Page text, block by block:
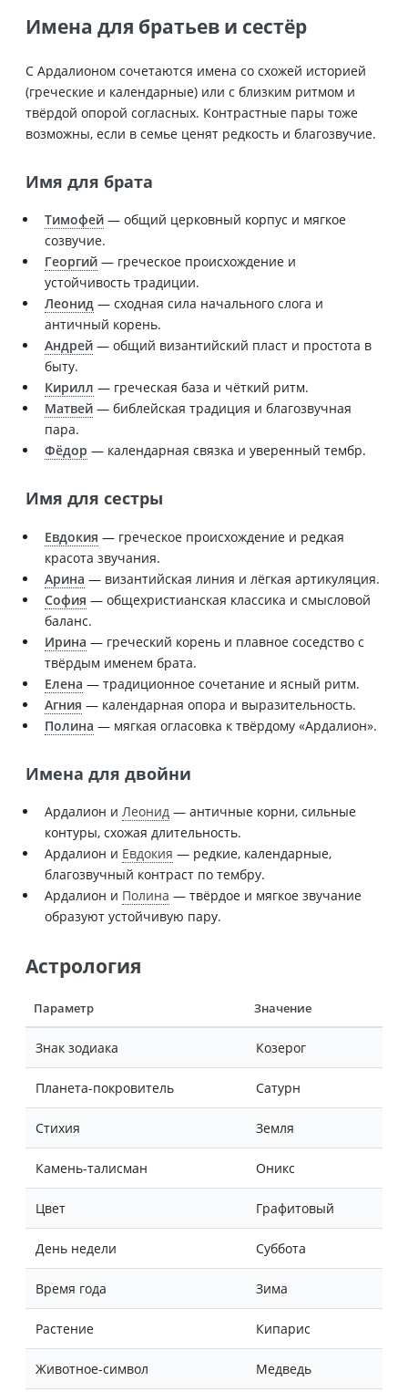
Имена для братьев и сестёр
С Ардалионом сочетаются имена со схожей историей
(греческие и календарные) или с близким ритмом и
твёрдой опорой согласных. Контрастные пары тоже
возможны, если в семье ценят редкость и благозвучие.
Имя для брата
Тимофей — общий церковный корпус и мягкое
созвучие.
Георгий — греческое происхождение и
устойчивость традиции.
Леонид — сходная сила начального слога и
античный корень.
Андрей — общий византийский пласт и простота в
быту.
Кирилл — греческая база и чёткий ритм.
Матвей — библейская традиция и благозвучная
пара.
Фёдор — календарная связка и уверенный тембр.
Имя для сестры
Евдокия — греческое происхождение и редкая
красота звучания.
Арина — византийская линия и лёгкая артикуляция.
София — общехристианская классика и смысловой
баланс.
Ирина — греческий корень и плавное соседство с
твёрдым именем брата.
Елена — традиционное сочетание и ясный ритм.
Агния — календарная опора и выразительность.
Полина — мягкая огласовка к твёрдому «Ардалион».
Имена для двойни
Ардалион и Леонид — античные корни, сильные
контуры, схожая длительность.
Ардалион и Евдокия — редкие, календарные,
благозвучный контраст по тембру.
Ардалион и Полина — твёрдое и мягкое звучание
образуют устойчивую пару.
Астрология
Параметр Значение
Знак зодиака Козерог
Планета-покровитель Сатурн
Стихия Земля
Камень-талисман Оникс
Цвет Графитовый
День недели Суббота
Время года Зима
Растение Кипарис
Животное-символ Медведь